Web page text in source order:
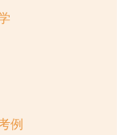
例